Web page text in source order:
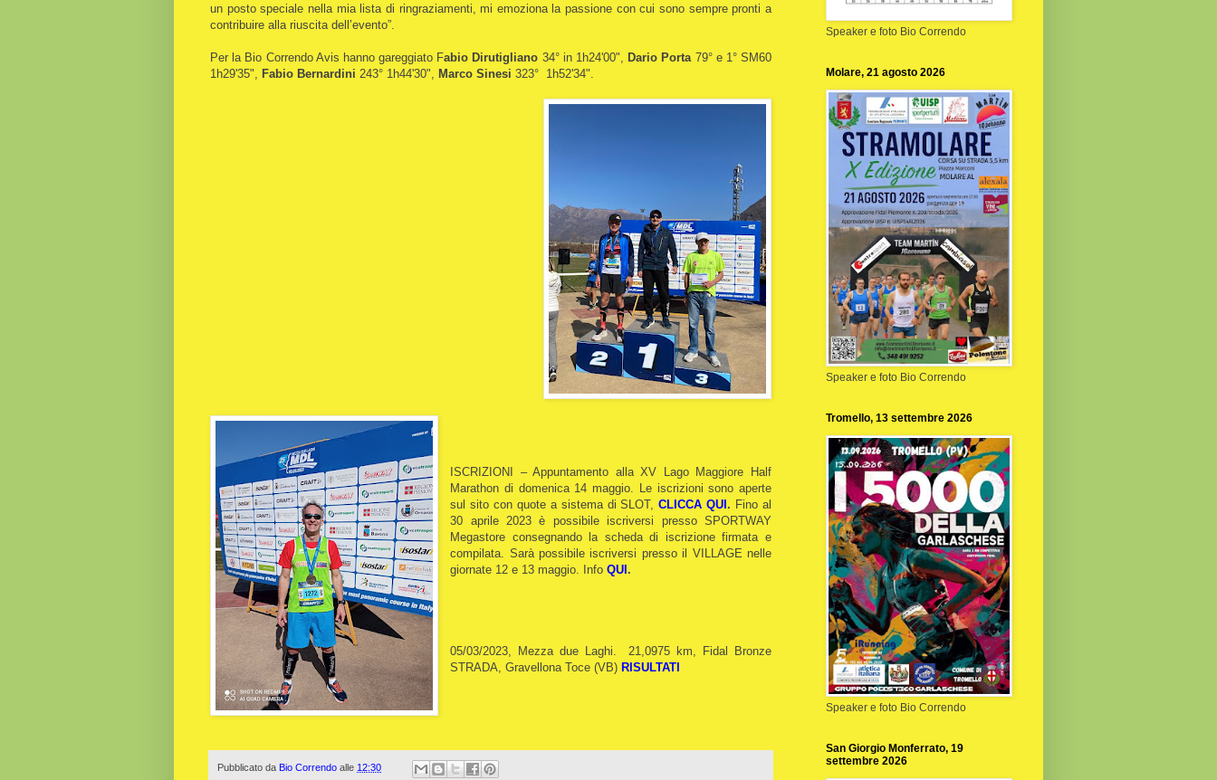
un posto speciale nella mia lista di ringraziamenti, mi emoziona la passione con cui sono sempre pronti a
contribuire alla riuscita dell’evento”.
Per la Bio Correndo Avis hanno gareggiato Fabio Dirutigliano 34° in 1h24'00", Dario Porta 79° e 1° SM60
1h29'35",
Fabio Bernardini 243° 1h44'30", Marco Sinesi 323° 1h52'34".
ISCRIZIONI – Appuntamento alla XV Lago Maggiore Half
Marathon di domenica 14 maggio. Le iscrizioni sono aperte
sul sito con quote a sistema di SLOT,CLICCA QUI . Fino al
30 aprile 2023 è possibile iscriversi presso SPORTWAY
Megastore consegnando la scheda di iscrizione firmata e
compilata. Sarà possibile iscriversi presso il VILLAGE nelle
giornate 12 e 13 maggio. InfoQUI .
05/03/2023, Mezza due Laghi. 21,0975 km, Fidal Bronze
STRADA, Gravellona Toce (VB) RISULTATI
Pubblicato da Bio Correndo alle 12:30
Speaker e foto Bio Correndo
Molare, 21 agosto 2026
Speaker e foto Bio Correndo
Tromello, 13 settembre 2026
Speaker e foto Bio Correndo
San Giorgio Monferrato, 19
settembre 2026